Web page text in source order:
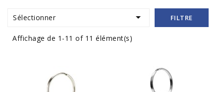
Sélectionner  FILTRE
Affichage de 1-11 of 11 élément(s)